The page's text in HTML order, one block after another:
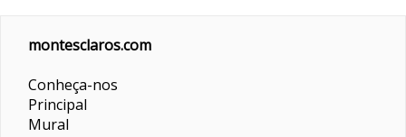
montesclaros.com
Conheça-nos
Principal
Mural